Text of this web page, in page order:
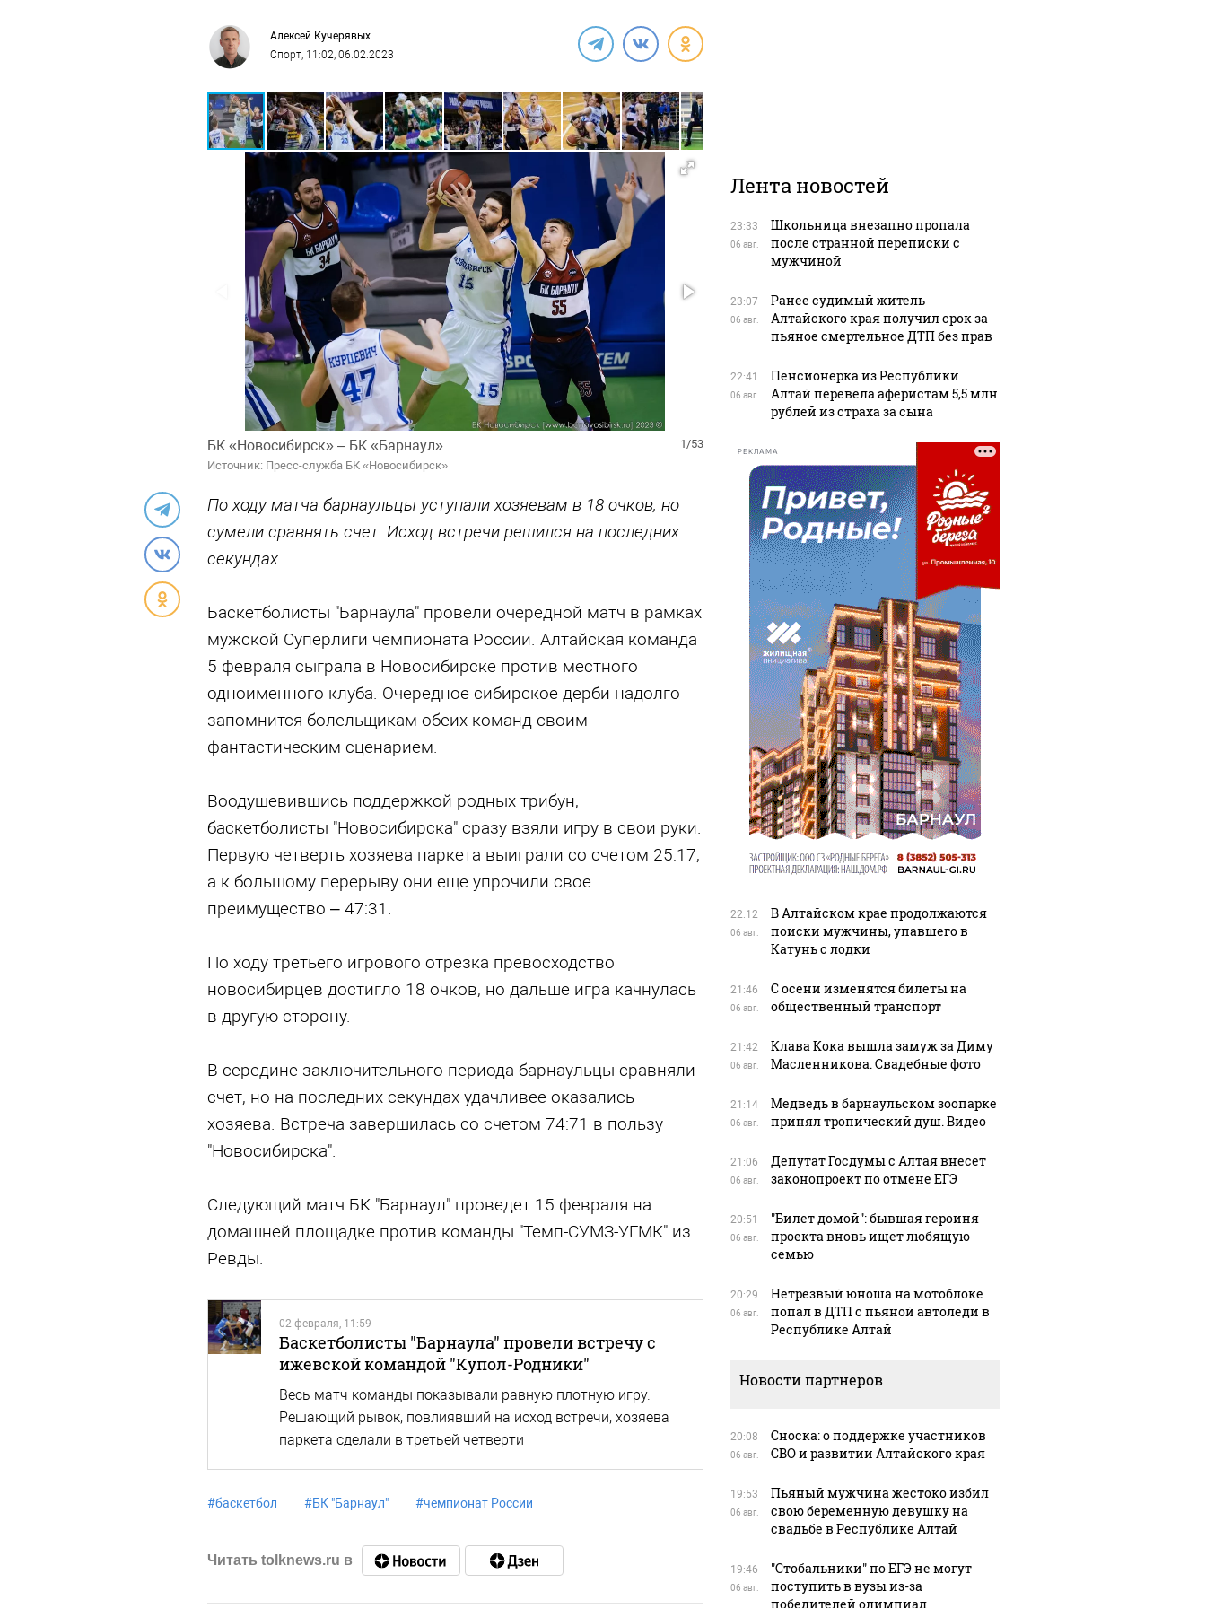
Алексей Кучерявых
Спорт, 11:02, 06.02.2023
1/53
БК «Новосибирск» – БК «Барнаул»
Источник: Пресс-служба БК «Новосибирск»
По ходу матча барнаульцы уступали хозяевам в 18 очков, но
сумели сравнять счет. Исход встречи решился на последних
секундах
Баскетболисты "Барнаула" провели очередной матч в рамках
мужской Суперлиги чемпионата России. Алтайская команда
5 февраля сыграла в Новосибирске против местного
одноименного клуба. Очередное сибирское дерби надолго
запомнится болельщикам обеих команд своим
фантастическим сценарием.
Воодушевившись поддержкой родных трибун,
баскетболисты "Новосибирска" сразу взяли игру в свои руки.
Первую четверть хозяева паркета выиграли со счетом 25:17,
а к большому перерыву они еще упрочили свое
преимущество – 47:31.
По ходу третьего игрового отрезка превосходство
новосибирцев достигло 18 очков, но дальше игра качнулась
в другую сторону.
В середине заключительного периода барнаульцы сравняли
счет, но на последних секундах удачливее оказались
хозяева. Встреча завершилась со счетом 74:71 в пользу
"Новосибирска".
Следующий матч БК "Барнаул" проведет 15 февраля на
домашней площадке против команды "Темп-СУМЗ-УГМК" из
Ревды.
02 февраля, 11:59
Баскетболисты "Барнаула" провели встречу с
ижевской командой "Купол-Родники"
Весь матч команды показывали равную плотную игру.
Решающий рывок, повлиявший на исход встречи, хозяева
паркета сделали в третьей четверти
#баскетбол #БК "Барнаул" #чемпионат России
Читать tolknews.ru в
Лента новостей
23:33
06 авг.
Школьница внезапно пропала
после странной переписки с
мужчиной
23:07
06 авг.
Ранее судимый житель
Алтайского края получил срок за
пьяное смертельное ДТП без прав
22:41
06 авг.
Пенсионерка из Республики
Алтай перевела аферистам 5,5 млн
рублей из страха за сына
РЕКЛАМА
22:12
06 авг.
В Алтайском крае продолжаются
поиски мужчины, упавшего в
Катунь с лодки
21:46
06 авг.
С осени изменятся билеты на
общественный транспорт
21:42
06 авг.
Клава Кока вышла замуж за Диму
Масленникова. Свадебные фото
21:14
06 авг.
Медведь в барнаульском зоопарке
принял тропический душ. Видео
21:06
06 авг.
Депутат Госдумы с Алтая внесет
законопроект по отмене ЕГЭ
20:51
06 авг.
"Билет домой": бывшая героиня
проекта вновь ищет любящую
семью
20:29
06 авг.
Нетрезвый юноша на мотоблоке
попал в ДТП с пьяной автоледи в
Республике Алтай
Новости партнеров
20:08
06 авг.
Сноска: о поддержке участников
СВО и развитии Алтайского края
19:53
06 авг.
Пьяный мужчина жестоко избил
свою беременную девушку на
свадьбе в Республике Алтай
19:46
06 авг.
"Стобальники" по ЕГЭ не могут
поступить в вузы из-за
победителей олимпиад